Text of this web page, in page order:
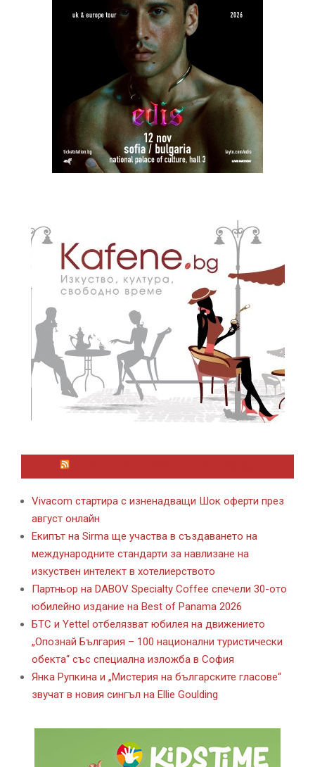
Vivacom стартира с изненадващи Шок оферти през
август онлайн
Екипът на Sirma ще участва в създаването на
международните стандарти за навлизане на
изкуствен интелект в хотелиерството
Партньор на DABOV Specialty Coffee спечели 30-ото
юбилейно издание на Best of Panama 2026
БТС и Yettel отбелязват юбилея на движението
„Опознай България – 100 национални туристически
обекта“ със специална изложба в София
Янка Рупкина и „Мистерия на българските гласове“
звучат в новия сингъл на Ellie Goulding